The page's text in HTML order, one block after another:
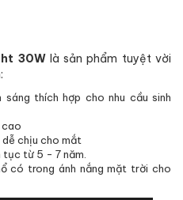
30Wlà sản phẩm tuyệt vời
thích hợp cho nhu cầu sinh
cao
dễ chịu cho mắt
tục từ 5 - 7 năm.
có trong ánh nắng mặt trời cho